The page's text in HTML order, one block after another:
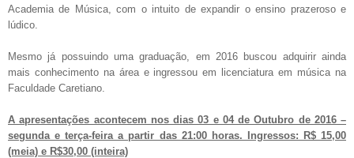
Academia de Música, com o intuito de expandir o ensino prazeroso e
lúdico.
Mesmo já possuindo uma graduação, em 2016 buscou adquirir ainda
mais conhecimento na área e ingressou em licenciatura em música na
Faculdade Caretiano.
A apresentações acontecem nos dias 03 e 04 de Outubro de 2016 –
segunda e terça-feira a partir das 21:00 horas. Ingressos: R$ 15,00
(meia) e R$30,00 (inteira)